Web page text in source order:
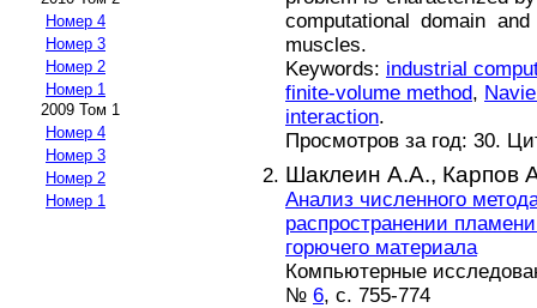
Номер 4
Номер 3
Номер 2
Номер 1
2009 Том 1
Номер 4
Номер 3
Номер 2
Номер 1
computational domain
muscles.
Keywords: industrial
finite-volume method,
interaction.
Просмотров за год: 30.
Шаклеин А.А., Карпов
Анализ численного
распространении
горючего материала
Компьютерные
№ 6, с. 755-774